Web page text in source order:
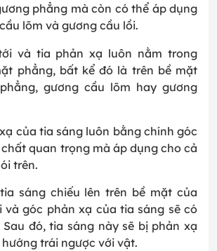
phẳng mà còn có thể áp dụng
lõm và gương cầu lồi.
và tia phản xạ luôn nằm trong
phẳng, bất kể đó là trên bề mặt
gương cầu lõm hay gương
của tia sáng luôn bằng chính góc
quan trọng mà áp dụng cho cả
trên.
sáng chiếu lên trên bề mặt của
và góc phản xạ của tia sáng sẽ có
đó, tia sáng này sẽ bị phản xạ
trái ngược với vật.